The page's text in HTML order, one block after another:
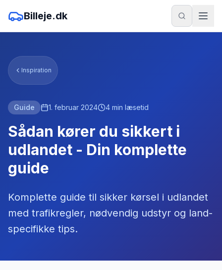
Billeje.dk
Inspiration
Guide 1. februar 2024 4 min læsetid
Sådan kører du sikkert i
udlandet - Din komplette
guide
Komplette guide til sikker kørsel i udlandet
med trafikregler, nødvendig udstyr og land-
specifikke tips.